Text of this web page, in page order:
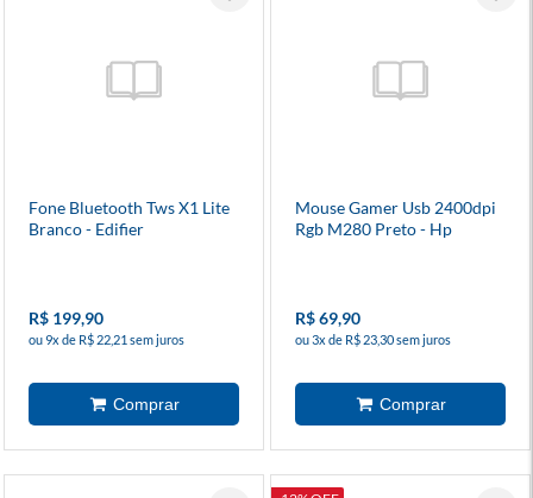
Fone Bluetooth Tws X1 Lite
Branco - Edifier
R$ 199,90
ou 9x de R$ 22,21 sem juros
Mouse Gamer Usb 2400dpi
Rgb M280 Preto - Hp
R$ 69,90
ou 3x de R$ 23,30 sem juros